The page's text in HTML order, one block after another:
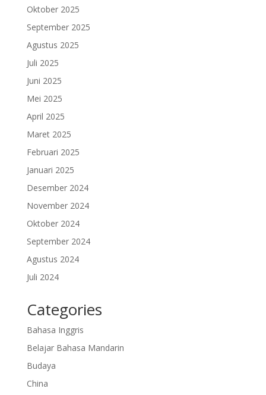
Oktober 2025
September 2025
Agustus 2025
Juli 2025
Juni 2025
Mei 2025
April 2025
Maret 2025
Februari 2025
Januari 2025
Desember 2024
November 2024
Oktober 2024
September 2024
Agustus 2024
Juli 2024
Categories
Bahasa Inggris
Belajar Bahasa Mandarin
Budaya
China